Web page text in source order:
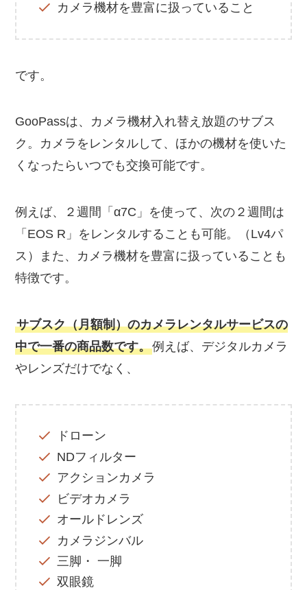
カメラ機材を豊富に扱っていること
です。
GooPassは、カメラ機材入れ替え放題のサブス
ク。カメラをレンタルして、ほかの機材を使いた
くなったらいつでも交換可能です。
例えば、２週間「α7C」を使って、次の２週間は
「EOS R」をレンタルすることも可能。（Lv4パ
ス）また、カメラ機材を豊富に扱っていることも
特徴です。
サブスク（月額制）のカメラレンタルサービスの
中で一番の商品数です。例えば、デジタルカメラ
やレンズだけでなく、
ドローン
NDフィルター
アクションカメラ
ビデオカメラ
オールドレンズ
カメラジンバル
三脚・ 一脚
双眼鏡